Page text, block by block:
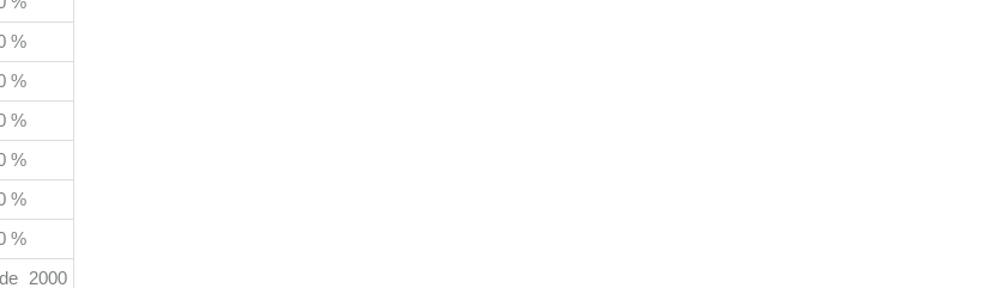
%
%
%
%
%
%
2000